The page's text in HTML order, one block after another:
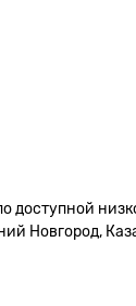
доступной
Новгород,